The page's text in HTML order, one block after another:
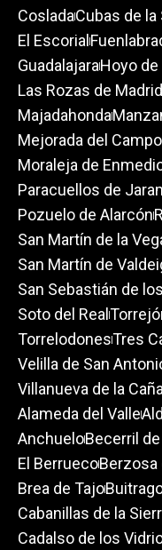
CosladaCubas de la
El Escorial
GuadalajaraHoyo
Las Rozas de Madrid
Majadahonda
Mejorada del Campo
Moraleja de
Paracuellos de
Pozuelo de Alarcón
San Martín de la
San Martín de
San Sebastián de
Soto del Real
TorrelodonesTres
Velilla de San
Villanueva de la
Alameda del Valle
AnchueloBecerril
El BerruecoBerzosa
Brea de Tajo
Cabanillas de la
Cadalso de los